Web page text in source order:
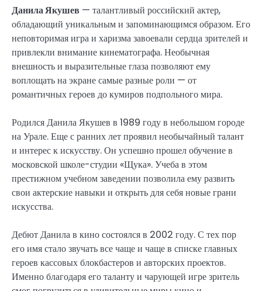
Данила Якушев — талантливый российский актер,
обладающий уникальным и запоминающимся образом. Его
неповторимая игра и харизма завоевали сердца зрителей и
привлекли внимание кинематографа. Необычная
внешность и выразительные глаза позволяют ему
воплощать на экране самые разные роли — от
романтичных героев до кумиров подпольного мира.
Родился Данила Якушев в 1989 году в небольшом городе
на Урале. Еще с ранних лет проявил необычайный талант
и интерес к искусству. Он успешно прошел обучение в
московской школе-студии «Щука». Учеба в этом
престижном учебном заведении позволила ему развить
свои актерские навыки и открыть для себя новые грани
искусства.
Дебют Данила в кино состоялся в 2002 году. С тех пор
его имя стало звучать все чаще и чаще в списке главных
героев кассовых блокбастеров и авторских проектов.
Именно благодаря его таланту и чарующей игре зритель